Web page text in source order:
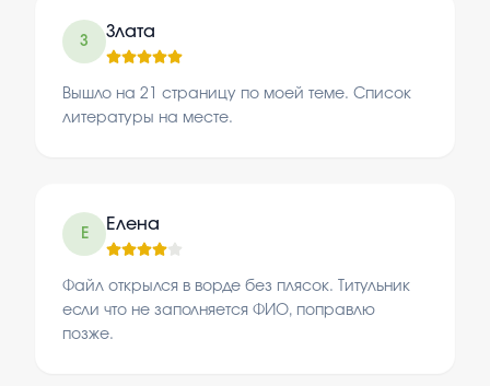
З
Злата
Вышло на 21 страницу по моей теме. Список
литературы на месте.
Е
Елена
Файл открылся в ворде без плясок. Титульник
если что не заполняется ФИО, поправлю
позже.